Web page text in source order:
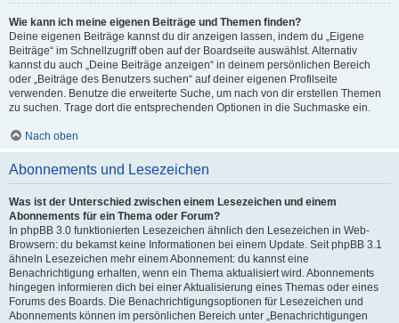
Wie kann ich meine eigenen Beiträge und Themen finden?
Deine eigenen Beiträge kannst du dir anzeigen lassen, indem du „Eigene
Beiträge“ im Schnellzugriff oben auf der Boardseite auswählst. Alternativ
kannst du auch „Deine Beiträge anzeigen“ in deinem persönlichen Bereich
oder „Beiträge des Benutzers suchen“ auf deiner eigenen Profilseite
verwenden. Benutze die erweiterte Suche, um nach von dir erstellen Themen
zu suchen. Trage dort die entsprechenden Optionen in die Suchmaske ein.
Nach oben
Abonnements und Lesezeichen
Was ist der Unterschied zwischen einem Lesezeichen und einem
Abonnements für ein Thema oder Forum?
In phpBB 3.0 funktionierten Lesezeichen ähnlich den Lesezeichen in Web-
Browsern: du bekamst keine Informationen bei einem Update. Seit phpBB 3.1
ähneln Lesezeichen mehr einem Abonnement: du kannst eine
Benachrichtigung erhalten, wenn ein Thema aktualisiert wird. Abonnements
hingegen informieren dich bei einer Aktualisierung eines Themas oder eines
Forums des Boards. Die Benachrichtigungsoptionen für Lesezeichen und
Abonnements können im persönlichen Bereich unter „Benachrichtigungen